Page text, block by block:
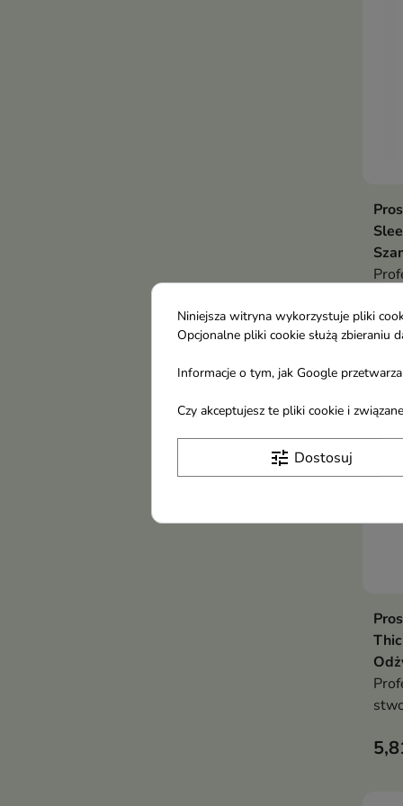
-
Niniejsza witryna wykorzystuje pliki
Opcjonalne pliki cookie służą
Informacje o tym, jak Google
Czy akceptujesz te pliki cookie i
tune Dostosuj